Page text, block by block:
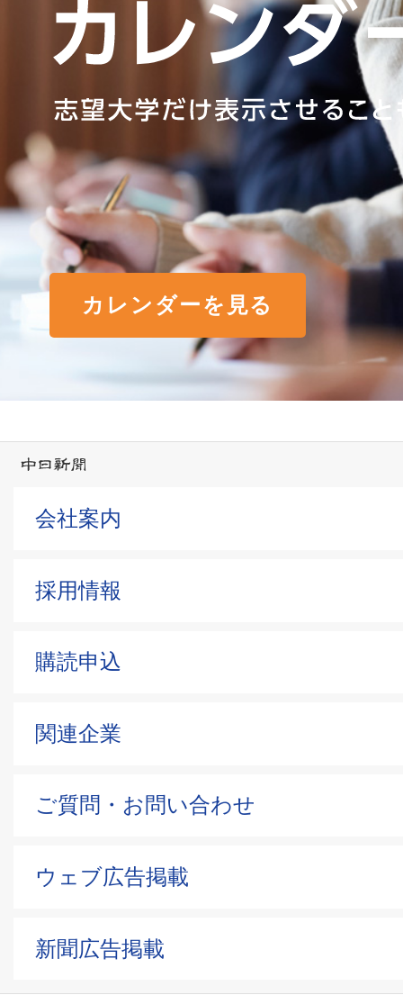
カレンダーを見る
会社案内
採用情報
購読申込
関連企業
ご質問・お問い合わせ
ウェブ広告掲載
新聞広告掲載